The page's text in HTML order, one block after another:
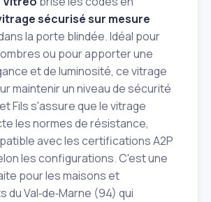
sécurisé sur mesure
la porte blindée. Idéal pour
ou pour apporter une
et de luminosité, ce vitrage
maintenir un niveau de sécurité
Fils s'assure que le vitrage
les normes de résistance,
avec les certifications A2P
les configurations. C'est une
pour les maisons et
Val‑de‑Marne (94) qui